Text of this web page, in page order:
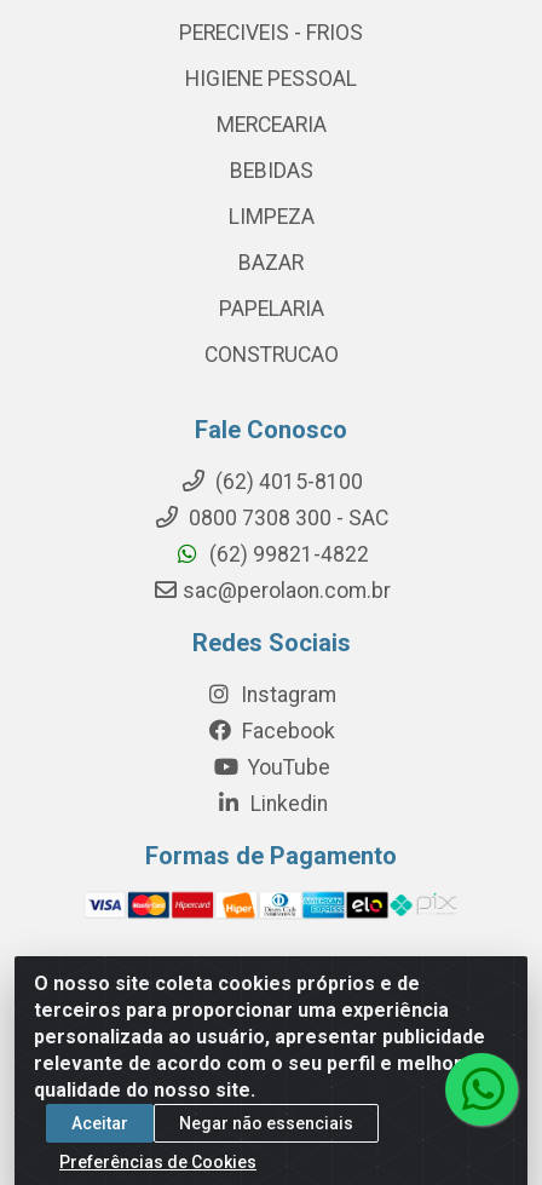
O nosso site coleta cookies próprios e de
terceiros para proporcionar uma experiência
personalizada ao usuário, apresentar publicidade
relevante de acordo com o seu perfil e melhorar a
qualidade do nosso site.
Aceitar
Negar não essenciais
Preferências de Cookies
PERECIVEIS - FRIOS
HIGIENE PESSOAL
MERCEARIA
BEBIDAS
LIMPEZA
BAZAR
PAPELARIA
CONSTRUCAO
Fale Conosco
(62) 4015-8100
0800 7308 300 - SAC
(62) 99821-4822
sac@perolaon.com.br
Redes Sociais
Instagram
Facebook
YouTube
Linkedin
Formas de Pagamento
Perola Distribuição e Logística S/A - Av. Anhanguera km 24 N°
200 Bloco 12-A -Jardim Jaraguá, São Paulo/SP - Cep 05.275-
000 - CNPJ 06.204.131/0001-77